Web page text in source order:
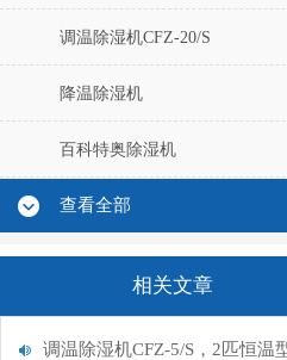
调温除湿机CFZ-20/S
降温除湿机
百科特奥除湿机
查看全部
相关文章